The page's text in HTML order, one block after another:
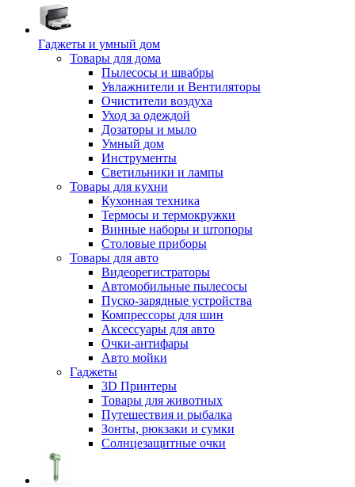
Гаджеты и умный дом
Товары для дома
Пылесосы и швабры
Увлажнители и Вентиляторы
Очистители воздуха
Уход за одеждой
Дозаторы и мыло
Умный дом
Инструменты
Светильники и лампы
Товары для кухни
Кухонная техника
Термосы и термокружки
Винные наборы и штопоры
Столовые приборы
Товары для авто
Видеорегистраторы
Автомобильные пылесосы
Пуско-зарядные устройства
Компрессоры для шин
Аксессуары для авто
Очки-антифары
Авто мойки
Гаджеты
3D Принтеры
Товары для животных
Путешествия и рыбалка
Зонты, рюкзаки и сумки
Солнцезащитные очки